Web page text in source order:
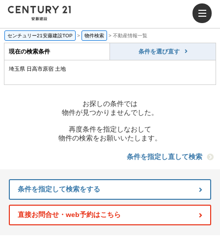
センチュリー21安藤建設TOP > 物件検索 > 不動産情報一覧
現在の検索条件 条件を選び直す
埼玉県 日高市原宿 土地
お探しの条件では
物件が見つかりませんでした。
再度条件を指定しなおして
物件の検索をお願いいたします。
条件を指定し直して検索
条件を指定して検索をする
直接お問合せ・web予約はこちら